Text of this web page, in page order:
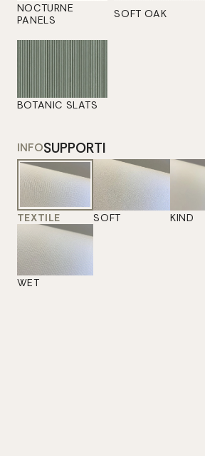
NOCTURNE
PANELS
SOFT OAK
BOTANIC SLATS
INFOSUPPORTI
TEXTILE SOFT KIND
WET